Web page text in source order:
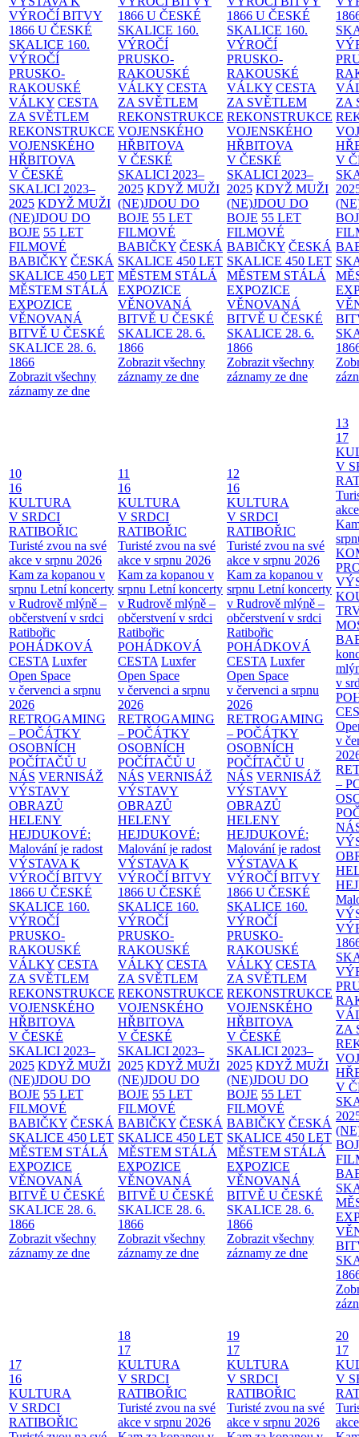
VÝROČÍ BITVY
1866 U ČESKÉ
SKALICE 160.
VÝROČÍ
PRUSKO-
RAKOUSKÉ
VÁLKY CESTA
ZA SVĚTLEM
REKONSTRUKCE
VOJENSKÉHO
HŘBITOVA
V ČESKÉ
SKALICI 2023–
2025 KDYŽ MUŽI
(NE)JDOU DO
BOJE 55 LET
FILMOVÉ
BABIČKY ČESKÁ
SKALICE 450 LET
MĚSTEM STÁLÁ
EXPOZICE
VĚNOVANÁ
BITVĚ U ČESKÉ
SKALICE 28. 6.
1866
Zobrazit všechny
záznamy ze dne
1866 U ČESKÉ
SKALICE 160.
VÝROČÍ
PRUSKO-
RAKOUSKÉ
VÁLKY CESTA
ZA SVĚTLEM
REKONSTRUKCE
VOJENSKÉHO
HŘBITOVA
V ČESKÉ
SKALICI 2023–
2025 KDYŽ MUŽI
(NE)JDOU DO
BOJE 55 LET
FILMOVÉ
BABIČKY ČESKÁ
SKALICE 450 LET
MĚSTEM STÁLÁ
EXPOZICE
VĚNOVANÁ
BITVĚ U ČESKÉ
SKALICE 28. 6.
1866
Zobrazit všechny
záznamy ze dne
1866 U ČESKÉ
SKALICE 160.
VÝROČÍ
PRUSKO-
RAKOUSKÉ
VÁLKY CESTA
ZA SVĚTLEM
REKONSTRUKCE
VOJENSKÉHO
HŘBITOVA
V ČESKÉ
SKALICI 2023–
2025 KDYŽ MUŽI
(NE)JDOU DO
BOJE 55 LET
FILMOVÉ
BABIČKY ČESKÁ
SKALICE 450 LET
MĚSTEM STÁLÁ
EXPOZICE
VĚNOVANÁ
BITVĚ U ČESKÉ
SKALICE 28. 6.
1866
Zobrazit všechny
záznamy ze dne
ZA
V
10
16
KULTURA
V SRDCI
RATIBOŘIC
Turisté zvou na své
akce v srpnu 2026
Kam za kopanou v
srpnu Letní koncerty
v Rudrově mlýně –
občerstvení v srdci
Ratibořic
POHÁDKOVÁ
CESTA Luxfer
Open Space
v červenci a srpnu
2026
RETROGAMING
– POČÁTKY
OSOBNÍCH
POČÍTAČŮ U
NÁS VERNISÁŽ
VÝSTAVY
OBRAZŮ
HELENY
HEJDUKOVÉ:
Malování je radost
VÝSTAVA K
VÝROČÍ BITVY
1866 U ČESKÉ
SKALICE 160.
VÝROČÍ
PRUSKO-
RAKOUSKÉ
VÁLKY CESTA
ZA SVĚTLEM
REKONSTRUKCE
VOJENSKÉHO
HŘBITOVA
V ČESKÉ
SKALICI 2023–
2025 KDYŽ MUŽI
(NE)JDOU DO
BOJE 55 LET
FILMOVÉ
BABIČKY ČESKÁ
SKALICE 450 LET
MĚSTEM STÁLÁ
EXPOZICE
VĚNOVANÁ
BITVĚ U ČESKÉ
SKALICE 28. 6.
1866
Zobrazit všechny
záznamy ze dne
11
16
KULTURA
V SRDCI
RATIBOŘIC
Turisté zvou na své
akce v srpnu 2026
Kam za kopanou v
srpnu Letní koncerty
v Rudrově mlýně –
občerstvení v srdci
Ratibořic
POHÁDKOVÁ
CESTA Luxfer
Open Space
v červenci a srpnu
2026
RETROGAMING
– POČÁTKY
OSOBNÍCH
POČÍTAČŮ U
NÁS VERNISÁŽ
VÝSTAVY
OBRAZŮ
HELENY
HEJDUKOVÉ:
Malování je radost
VÝSTAVA K
VÝROČÍ BITVY
1866 U ČESKÉ
SKALICE 160.
VÝROČÍ
PRUSKO-
RAKOUSKÉ
VÁLKY CESTA
ZA SVĚTLEM
REKONSTRUKCE
VOJENSKÉHO
HŘBITOVA
V ČESKÉ
SKALICI 2023–
2025 KDYŽ MUŽI
(NE)JDOU DO
BOJE 55 LET
FILMOVÉ
BABIČKY ČESKÁ
SKALICE 450 LET
MĚSTEM STÁLÁ
EXPOZICE
VĚNOVANÁ
BITVĚ U ČESKÉ
SKALICE 28. 6.
1866
Zobrazit všechny
záznamy ze dne
12
16
KULTURA
V SRDCI
RATIBOŘIC
Turisté zvou na své
akce v srpnu 2026
Kam za kopanou v
srpnu Letní koncerty
v Rudrově mlýně –
občerstvení v srdci
Ratibořic
POHÁDKOVÁ
CESTA Luxfer
Open Space
v červenci a srpnu
2026
RETROGAMING
– POČÁTKY
OSOBNÍCH
POČÍTAČŮ U
NÁS VERNISÁŽ
VÝSTAVY
OBRAZŮ
HELENY
HEJDUKOVÉ:
Malování je radost
VÝSTAVA K
VÝROČÍ BITVY
1866 U ČESKÉ
SKALICE 160.
VÝROČÍ
PRUSKO-
RAKOUSKÉ
VÁLKY CESTA
ZA SVĚTLEM
REKONSTRUKCE
VOJENSKÉHO
HŘBITOVA
V ČESKÉ
SKALICI 2023–
2025 KDYŽ MUŽI
(NE)JDOU DO
BOJE 55 LET
FILMOVÉ
BABIČKY ČESKÁ
SKALICE 450 LET
MĚSTEM STÁLÁ
EXPOZICE
VĚNOVANÁ
BITVĚ U ČESKÉ
SKALICE 28. 6.
1866
Zobrazit všechny
záznamy ze dne
13
17
V
v
v
–
ZA
V
17
16
KULTURA
V SRDCI
RATIBOŘIC
18
17
KULTURA
V SRDCI
RATIBOŘIC
Turisté zvou na své
akce v srpnu 2026
19
17
KULTURA
V SRDCI
RATIBOŘIC
Turisté zvou na své
akce v srpnu 2026
20
17
V